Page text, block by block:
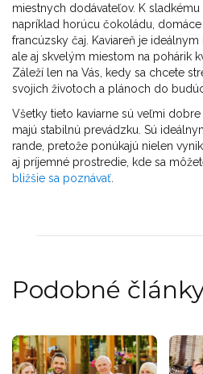
miestnych dodávateľov. K
napríklad horúcu čokoládu,
francúzsky čaj. Kaviareň je
ale aj skvelým miestom na pohárik
Záleží len na Vás, kedy sa chcete
svojich životoch a plánoch do
Všetky tieto kaviarne sú veľmi
majú stabilnú prevádzku. Sú
rande, pretože ponúkajú nielen
aj príjemné prostredie, kde sa
bližšie sa poznávať.
Podobné